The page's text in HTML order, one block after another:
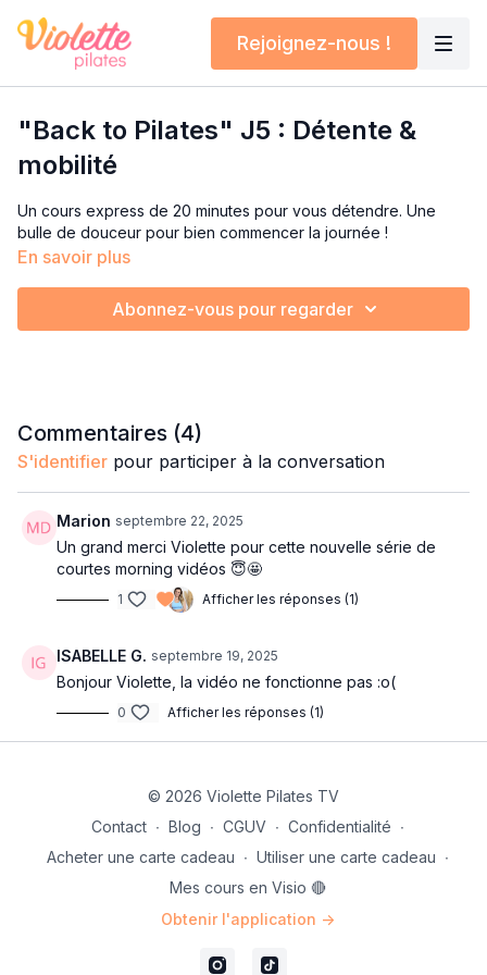
Rejoignez-nous !
"Back to Pilates" J5 : Détente &
mobilité
Un cours express de 20 minutes pour vous détendre. Une
bulle de douceur pour bien commencer la journée !
En savoir plus
Abonnez-vous pour regarder
Commentaires (4)
S'identifier pour participer à la conversation
Marion septembre 22, 2025
Un grand merci Violette pour cette nouvelle série de
courtes morning vidéos 😇🤩
1 Afficher les réponses (1)
ISABELLE G. septembre 19, 2025
Bonjour Violette, la vidéo ne fonctionne pas :o(
0 Afficher les réponses (1)
© 2026 Violette Pilates TV
Contact ∙ Blog ∙ CGUV ∙ Confidentialité ∙
Acheter une carte cadeau ∙ Utiliser une carte cadeau ∙
Mes cours en Visio 🔴
Obtenir l'application ->